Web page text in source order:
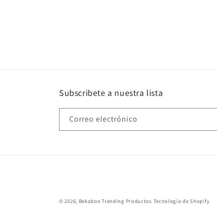
Subscribete a nuestra lista
Correo electrónico
© 2026, Bekaboo Trending Productos Tecnología de Shopify